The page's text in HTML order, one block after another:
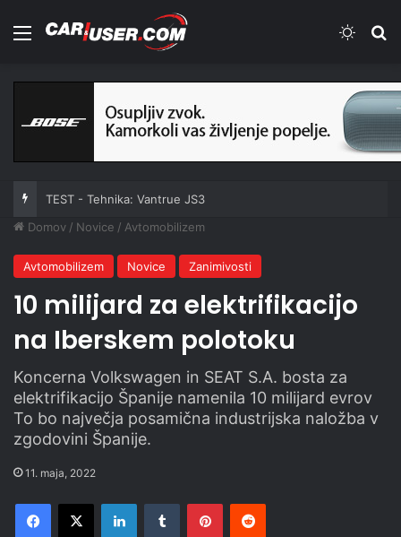
Meni
TEST - Tehnika: Vantrue JS3
Domov / Novice / Avtomobilizem
Avtomobilizem Novice Zanimivosti
10 milijard za elektrifikacijo
na Iberskem polotoku
Koncerna Volkswagen in SEAT S.A. bosta za
elektrifikacijo Španije namenila 10 milijard evrov
To bo največja posamična industrijska naložba v
zgodovini Španije.
11. maja, 2022
Facebook
X LinkedInTumblr PinterestReddit